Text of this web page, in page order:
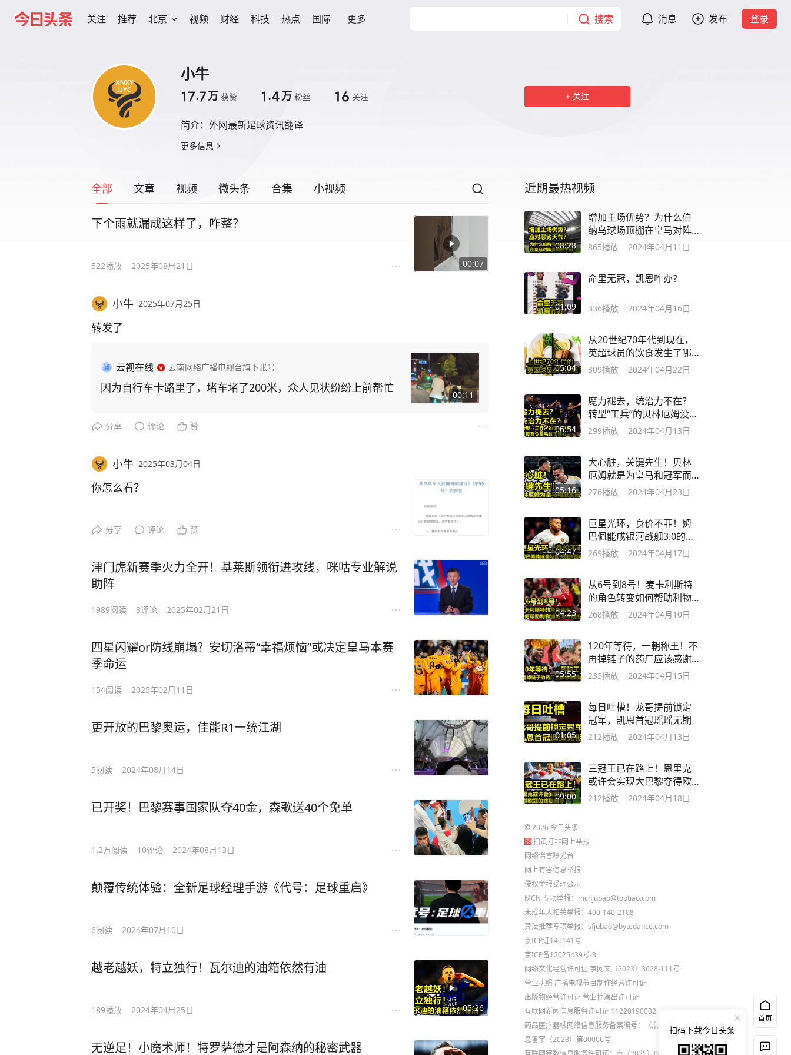
关注 推荐 北京 视频 财经 科技 热点 国际 更多 搜索 消息 发布 登录
小牛
17.7万 获赞 1.4万 粉丝 16 关注
简介： 外网最新足球资讯翻译
更多信息
关注
全部 文章 视频 微头条 合集 小视频
00:07
下个雨就漏成这样了，咋整？
522播放 2025年08月21日
小牛 2025年07月25日
转发了
云视在线 云南网络广播电视台旗下账号
因为自行车卡路里了，堵车堵了200米，众人见状纷纷上前帮忙
00:11
分享 评论 赞
小牛 2025年03月04日
你怎么看？
分享 评论 赞
津门虎新赛季火力全开！基莱斯领衔进攻线，咪咕专业解说
助阵
1989阅读 3评论 2025年02月21日
四星闪耀or防线崩塌？安切洛蒂“幸福烦恼”或决定皇马本赛
季命运
154阅读 2025年02月11日
更开放的巴黎奥运，佳能R1一统江湖
5阅读 2024年08月14日
已开奖！巴黎赛事国家队夺40金，森歌送40个免单
1.2万阅读 10评论 2024年08月13日
颠覆传统体验：全新足球经理手游《代号：足球重启》
6阅读 2024年07月10日
05:26
越老越妖，特立独行！瓦尔迪的油箱依然有油
189播放 2024年04月25日
无逆足！小魔术师！特罗萨德才是阿森纳的秘密武器
近期最热视频
08:28
增加主场优势？为什么伯
纳乌球场顶棚在皇马对阵
曼城时关闭？
865播放 2024年04月11日
01:09
命里无冠，凯恩咋办？
336播放 2024年04月16日
05:04
从20世纪70年代到现在，
英超球员的饮食发生了哪
些变化？
309播放 2024年04月22日
06:54
魔力褪去，统治力不在？
转型“工兵”的贝林厄姆没有
令皇马太担心
299播放 2024年04月13日
05:16
大心脏，关键先生！贝林
厄姆就是为皇马和冠军而
生
276播放 2024年04月23日
04:47
巨星光环，身价不菲！姆
巴佩能成银河战舰3.0的关
键拼图吗？
269播放 2024年04月17日
04:23
从6号到8号！麦卡利斯特
的角色转变如何帮助利物
浦成为夺冠热门
268播放 2024年04月10日
05:55
120年等待，一朝称王！不
再掉链子的药厂应该感谢
阿隆索
235播放 2024年04月15日
01:05
每日吐槽！龙哥提前锁定
冠军，凯恩首冠瑶瑶无期
212播放 2024年04月13日
09:00
三冠王已在路上！恩里克
或许会实现大巴黎夺得欧
冠的终极目标
212播放 2024年04月18日
©2026今日头条
扫黄打非网上举报
网络谣言曝光台
网上有害信息举报
侵权举报受理公示
MCN 专项举报：mcnjubao@toutiao.com
未成年人相关举报：400-140-2108
算法推荐专项举报：sfjubao@bytedance.com
京ICP证140141号
京ICP备12025439号-3
网络文化经营许可证 京网文〔2023〕3628-111号
营业执照 广播电视节目制作经营许可证
出版物经营许可证 营业性演出许可证
互联网新闻信息服务许可证 11220190002
药品医疗器械网络信息服务备案编号：（京）网药械信
息备字（2023）第00006号
首页
扫码下载今日头条